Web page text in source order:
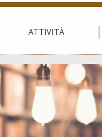
ATTIVITÀ